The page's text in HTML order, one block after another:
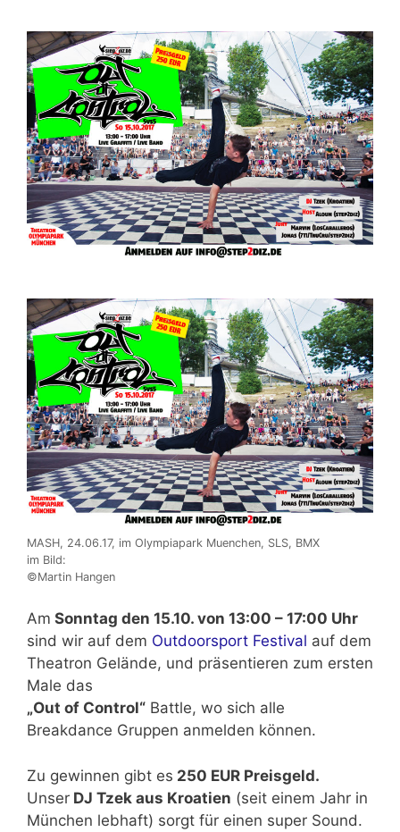
MASH, 24.06.17, im Olympiapark Muenchen, SLS, BMX
im Bild:
©Martin Hangen
Am Sonntag den 15.10. von 13:00 – 17:00 Uhr
sind wir auf dem Outdoorsport Festival auf dem
Theatron Gelände, und präsentieren zum ersten
Male das
„Out of Control“ Battle, wo sich alle
Breakdance Gruppen anmelden können.
Zu gewinnen gibt es 250 EUR Preisgeld.
Unser DJ Tzek aus Kroatien (seit einem Jahr in
München lebhaft) sorgt für einen super Sound.